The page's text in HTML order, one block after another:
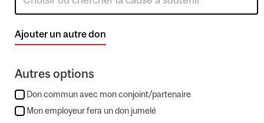
Ajouter un autre don
Autres options
Don commun avec mon conjoint/partenaire
Mon employeur fera un don jumelé